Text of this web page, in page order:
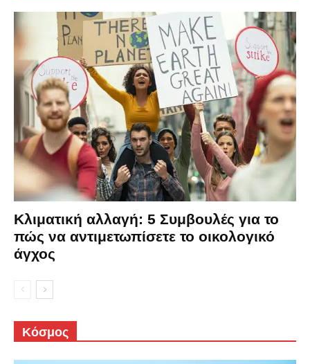
Κλιματική αλλαγή: 5 Συμβουλές για το
πώς να αντιμετωπίσετε το οικολογικό
άγχος
Κόσμος